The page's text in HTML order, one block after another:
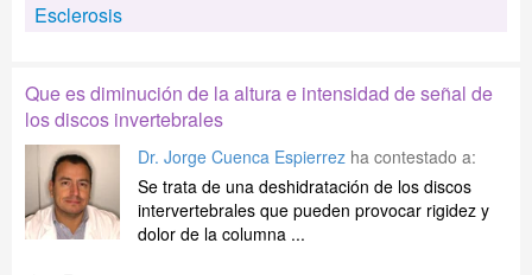
Esclerosis
Que es diminución de la altura e intensidad de señal de
los discos invertebrales
Dr. Jorge Cuenca Espierrez ha contestado a:
Se trata de una deshidratación de los discos
intervertebrales que pueden provocar rigidez y
dolor de la columna ...